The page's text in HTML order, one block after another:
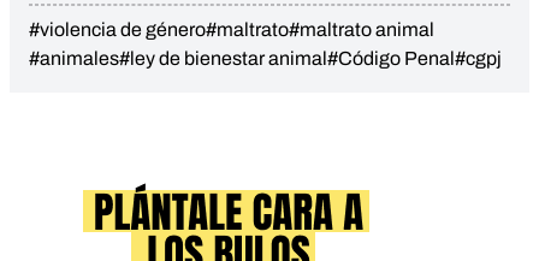
#violencia de género#maltrato#maltrato animal
#animales#ley de bienestar animal#Código Penal#cgpj